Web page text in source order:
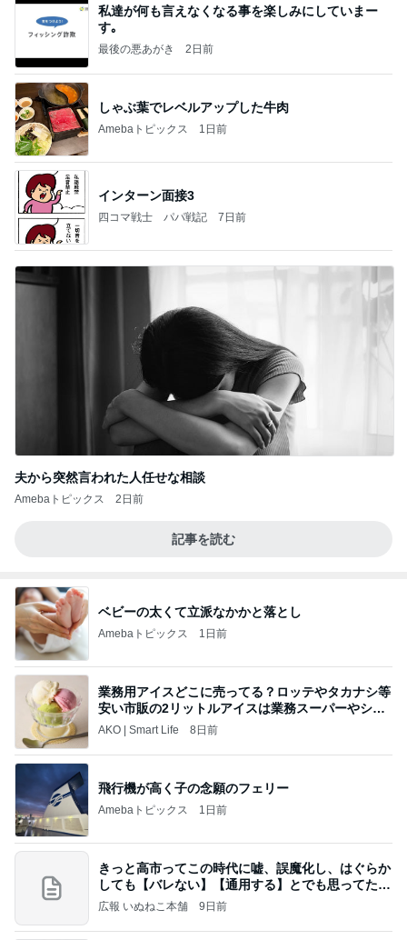
私達が何も言えなくなる事を楽しみにしていまー
す｡
最後の悪あがき 2日前
しゃぶ葉でレベルアップした牛肉
Amebaトピックス 1日前
インターン面接3
四コマ戦士 パパ戦記 7日前
夫から突然言われた人任せな相談
Amebaトピックス 2日前
記事を読む
ベビーの太くて立派なかかと落とし
Amebaトピックス 1日前
業務用アイスどこに売ってる？ロッテやタカナシ等
安い市販の2リットルアイスは業務スーパーやシャ
トレ
AKO | Smart Life 8日前
飛行機が高く子の念願のフェリー
Amebaトピックス 1日前
きっと高市ってこの時代に嘘、誤魔化し、はぐらか
しても【バレない】【通用する】とでも思ってたん
だろ
広報 いぬねこ本舗 9日前